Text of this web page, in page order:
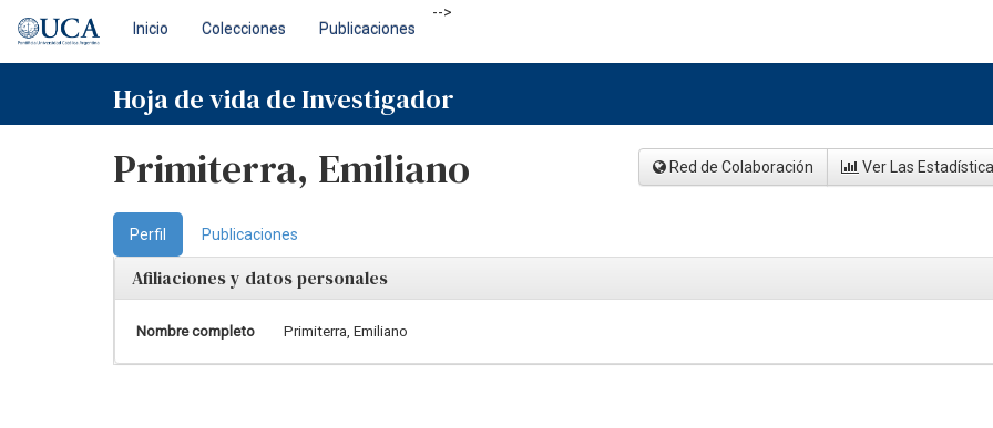
navigation
Inicio Colecciones Publicaciones
-->
Hoja de vida de Investigador
Primiterra, Emiliano Red de Colaboración Ver Las
Perfil Publicaciones
Afiliaciones y datos personales
Nombre completo Primiterra, Emiliano